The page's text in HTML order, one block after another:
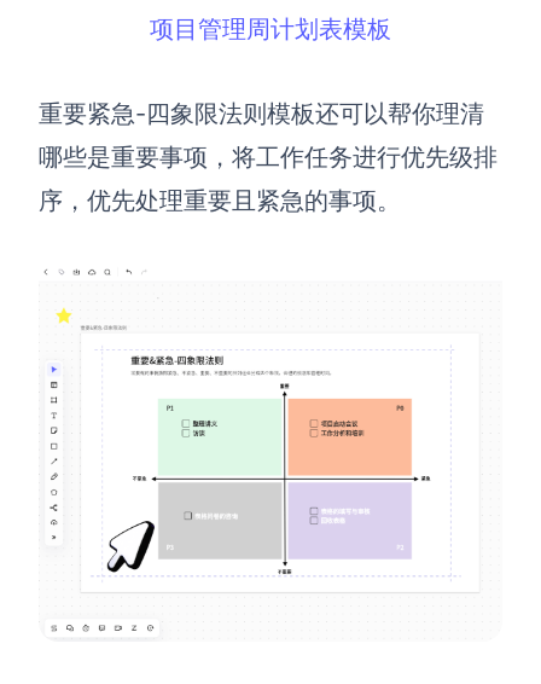
客户案例
企业版申请试用
满足企业级团队协作和管理需求
帮助支持
帮助中心
获取详细功能指南和技术支持
知识分享社区
探索创意灵感与高效协作技巧
定价
项目管理周计划表模板
重要紧急-四象限法则模板还可以帮你理清
哪些是重要事项，将工作任务进行优先级排
序，优先处理重要且紧急的事项。